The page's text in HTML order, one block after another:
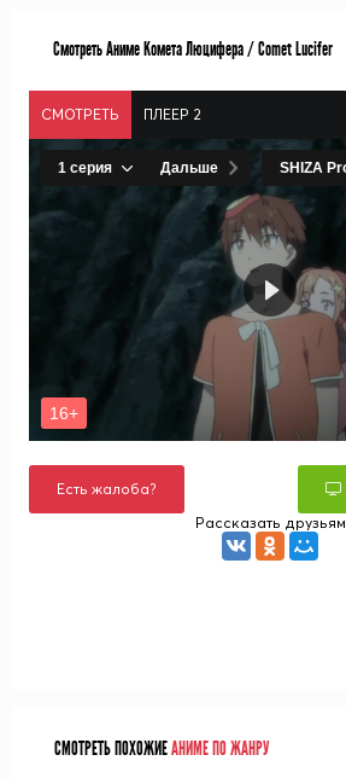
Смотреть Аниме Комета Люцифера / Comet Lucifer
СМОТРЕТЬ ПЛЕЕР 2
Есть жалоба?
Рассказать друзьям
СМОТРЕТЬ ПОХОЖИЕАНИМЕ ПО ЖАНРУ